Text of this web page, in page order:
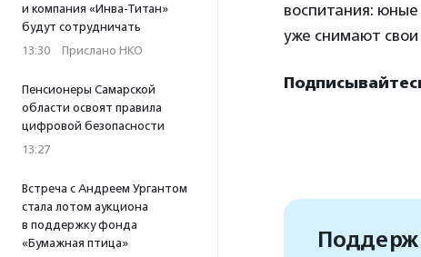
и компания «Инва-Титан»
будут сотрудничать
13:30 · Прислано НКО
Пенсионеры Самарской
области освоят правила
цифровой безопасности
13:27
Встреча с Андреем Ургантом
стала лотом аукциона
в поддержку фонда
«Бумажная птица»
воспитания:
уже снимают